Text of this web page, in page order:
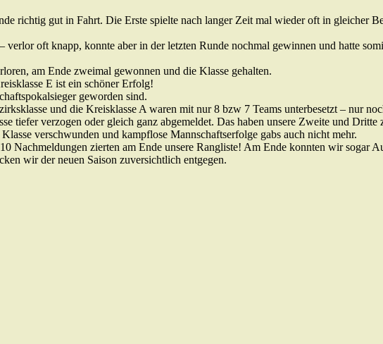
richtig gut in Fahrt. Die Erste spielte nach langer Zeit mal wieder oft in gleicher
oft knapp, konnte aber in der letzten Runde nochmal gewinnen und hatte
am Ende zweimal gewonnen und die Klasse gehalten.
E ist ein schöner Erfolg!
geworden sind.
und die Kreisklasse A waren mit nur 8 bzw 7 Teams unterbesetzt – nur
tiefer verzogen oder gleich ganz abgemeldet. Das haben unsere Zweite und Dritte
verschwunden und kampflose Mannschaftserfolge gabs auch nicht mehr.
Nachmeldungen zierten am Ende unsere Rangliste! Am Ende konnten wir sogar
wir der neuen Saison zuversichtlich entgegen.